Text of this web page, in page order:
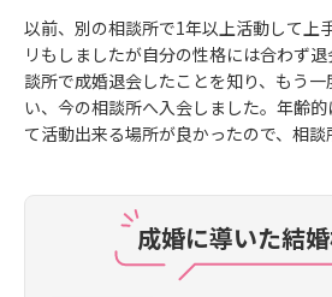
以前、別の相談所で1年以上活動して上
リもしましたが自分の性格には合わず
談所で成婚退会したことを知り、もう
い、今の相談所へ入会しました。年齢
て活動出来る場所が良かったので、相談
成婚に導いた結